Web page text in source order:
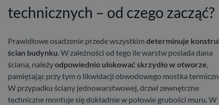
technicznych – od czego zacząć?
Prawidłowe osadzenie przede wszystkim determinuje
ścian budynku. W zależności od tego ile warstw posiada dana
ściana, należyodpowiednio ulokować skrzydło w otworze,
pamiętając przy tym o likwidacji obwodowego mostka
W przypadku ściany jednowarstwowej, drzwi zewnętrzne
techniczne montuje się dokładnie w połowie grubości muru. W